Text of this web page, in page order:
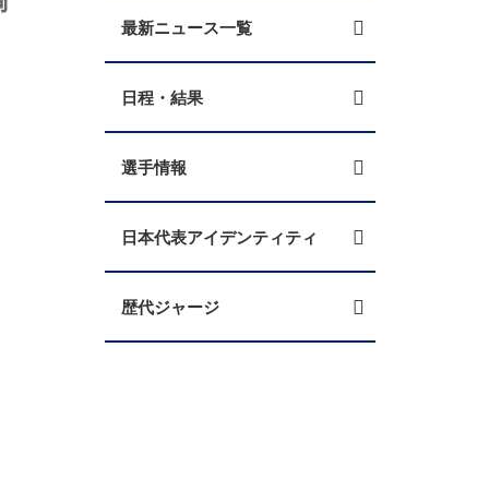
最新ニュース一覧
日程・結果
選手情報
日本代表アイデンティティ
歴代ジャージ